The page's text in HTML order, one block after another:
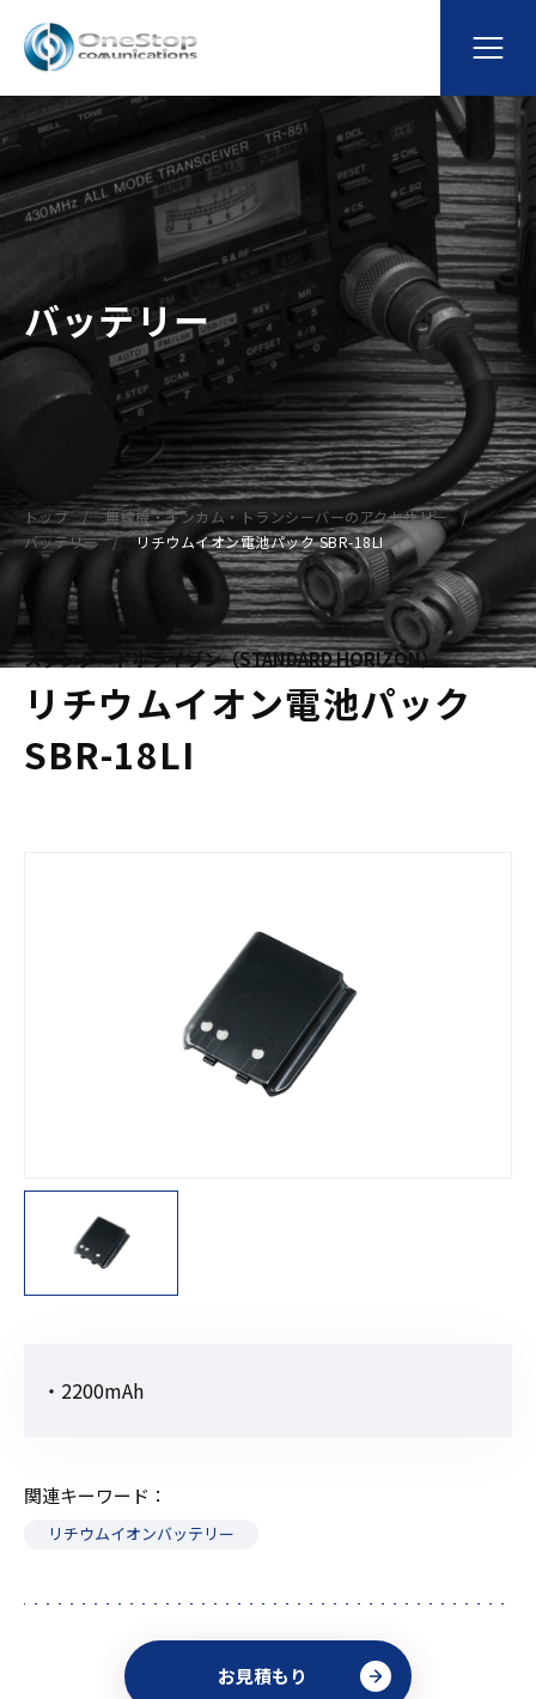
バッテリー
トップ
無線機・インカム・トランシーバーのアクセサリー
バッテリー
リチウムイオン電池パック SBR-18LI
スタンダードホライゾン（STANDARD HORIZON）
リチウムイオン電池パック
SBR-18LI
・2200mAh
関連キーワード
リチウムイオンバッテリー
お見積もり